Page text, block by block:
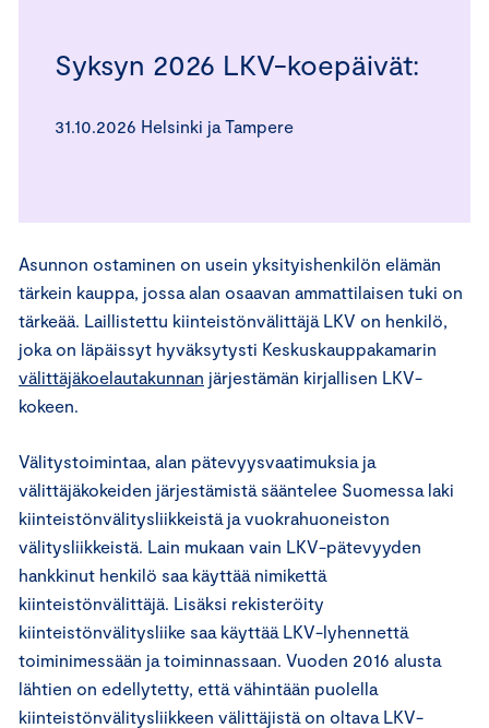
Syksyn 2026 LKV-koepäivät:
31.10.2026 Helsinki ja Tampere
Asunnon ostaminen on usein yksityishenkilön elämän
tärkein kauppa, jossa alan osaavan ammattilaisen tuki on
tärkeää. Laillistettu kiinteistönvälittäjä LKV on henkilö,
joka on läpäissyt hyväksytysti Keskuskauppakamarin
välittäjäkoelautakunnan järjestämän kirjallisen LKV-
kokeen.
Välitystoimintaa, alan pätevyysvaatimuksia ja
välittäjäkokeiden järjestämistä sääntelee Suomessa laki
kiinteistönvälitysliikkeistä ja vuokrahuoneiston
välitysliikkeistä. Lain mukaan vain LKV-pätevyyden
hankkinut henkilö saa käyttää nimikettä
kiinteistönvälittäjä. Lisäksi rekisteröity
kiinteistönvälitysliike saa käyttää LKV-lyhennettä
toiminimessään ja toiminnassaan. Vuoden 2016 alusta
lähtien on edellytetty, että vähintään puolella
kiinteistönvälitysliikkeen välittäjistä on oltava LKV-